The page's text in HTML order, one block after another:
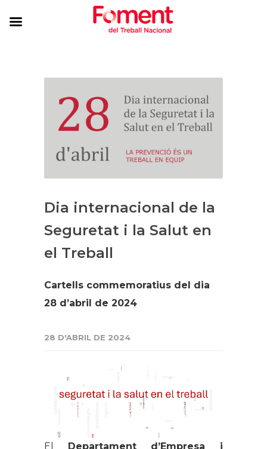
Dia internacional de la
Seguretat i la Salut en
el Treball
Cartells commemoratius del dia
28 d’abril de 2024
28 D'ABRIL DE 2024
El Departament d’Empresa i